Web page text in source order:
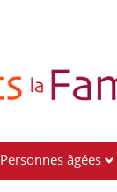
Personnes âgées